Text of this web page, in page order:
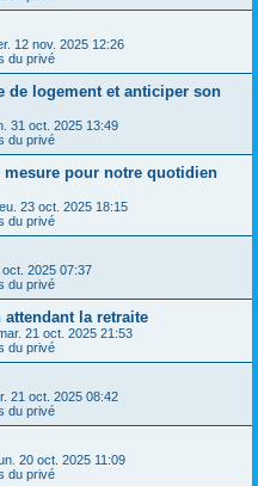
12 nov. 2025 12:26
du privé
de logement et anticiper son
31 oct. 2025 13:49
du privé
pour notre quotidien
23 oct. 2025 18:15
du privé
oct. 2025 07:37
du privé
la retraite
21 oct. 2025 21:53
du privé
21 oct. 2025 08:42
du privé
20 oct. 2025 11:09
du privé